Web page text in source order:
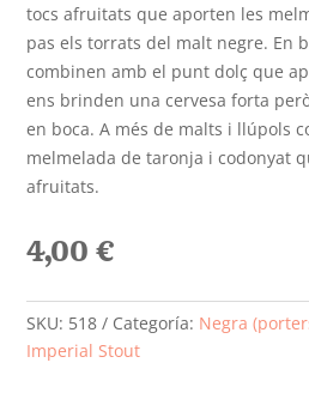
tocs afruitats que aporten les
pas els torrats del malt negre. En
combinen amb el punt dolç que
ens brinden una cervesa forta
en boca. A més de malts i llúpols
melmelada de taronja i codonyat
afruitats.
4,00 €
SKU: 518 Categoría: Negra
Imperial Stout